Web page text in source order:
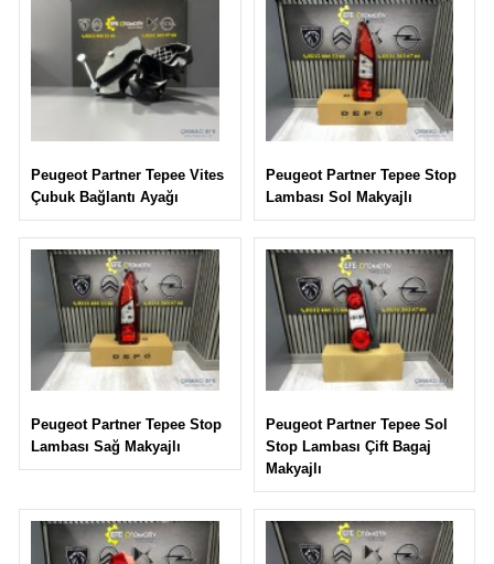
Peugeot Partner Tepee Vites
Çubuk Bağlantı Ayağı
Peugeot Partner Tepee Stop
Lambası Sol Makyajlı
Peugeot Partner Tepee Stop
Lambası Sağ Makyajlı
Peugeot Partner Tepee Sol
Stop Lambası Çift Bagaj
Makyajlı